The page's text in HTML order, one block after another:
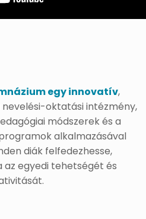
egy innovatív,
oktatási intézmény,
módszerek és a
alkalmazásával
diák felfedezhesse,
egyedi tehetségét és